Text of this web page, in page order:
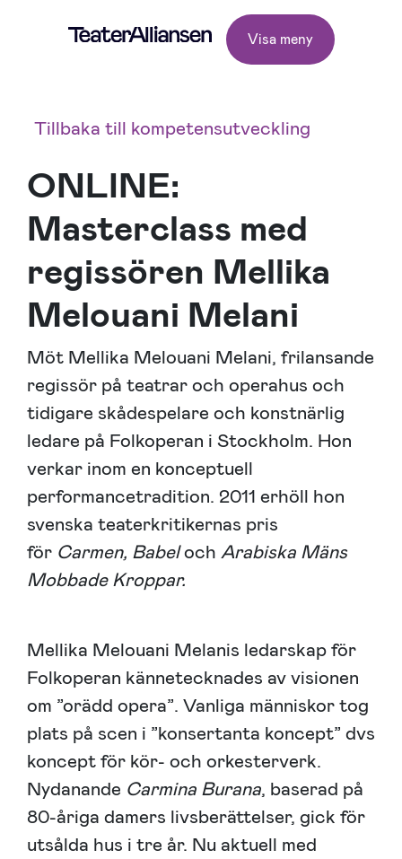
Visa meny
Tillbaka till kompetensutveckling
ONLINE:
Masterclass med
regissören Mellika
Melouani Melani
Möt Mellika Melouani Melani, frilansande
regissör på teatrar och operahus och
tidigare skådespelare och konstnärlig
ledare på Folkoperan i Stockholm. Hon
verkar inom en konceptuell
performancetradition. 2011 erhöll hon
svenska teaterkritikernas pris
för Carmen, Babeloch Arabiska Mäns
Mobbade Kroppar.
Mellika Melouani Melanis ledarskap för
Folkoperan kännetecknades av visionen
om ”orädd opera”. Vanliga människor tog
plats på scen i ”konsertanta koncept” dvs
koncept för kör- och orkesterverk.
Nydanande Carmina Burana, baserad på
80-åriga damers livsberättelser, gick för
utsålda hus i tre år. Nu aktuell med